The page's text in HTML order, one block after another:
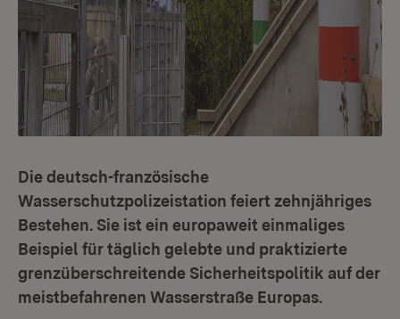
Die deutsch-französische
Wasserschutzpolizeistation feiert zehnjähriges
Bestehen. Sie ist ein europaweit einmaliges
Beispiel für täglich gelebte und praktizierte
grenzüberschreitende Sicherheitspolitik auf der
meistbefahrenen Wasserstraße Europas.